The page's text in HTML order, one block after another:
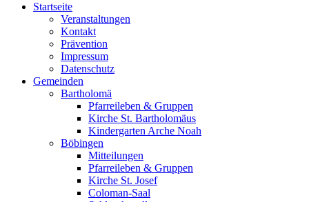
Startseite
Veranstaltungen
Kontakt
Prävention
Impressum
Datenschutz
Gemeinden
Bartholomä
Pfarreileben & Gruppen
Kirche St. Bartholomäus
Kindergarten Arche Noah
Böbingen
Mitteilungen
Pfarreileben & Gruppen
Kirche St. Josef
Coloman-Saal